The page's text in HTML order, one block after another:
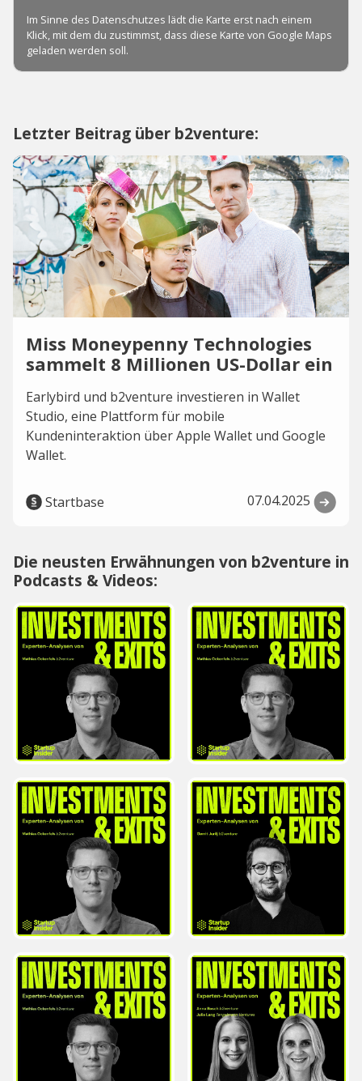
Letzter Beitrag über b2venture:
Miss Moneypenny Technologies
sammelt 8 Millionen US-Dollar ein
Earlybird und b2venture investieren in Wallet
Studio, eine Plattform für mobile
Kundeninteraktion über Apple Wallet und Google
Wallet.
Startbase 07.04.2025
Die neusten Erwähnungen von b2venture in
Podcasts & Videos: